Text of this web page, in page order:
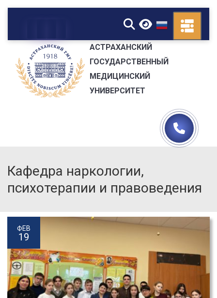
▼
АСТРАХАНСКИЙ
ГОСУДАРСТВЕННЫЙ
МЕДИЦИНСКИЙ
УНИВЕРСИТЕТ
Кафедра наркологии,
психотерапии и правоведения
ФЕВ
19